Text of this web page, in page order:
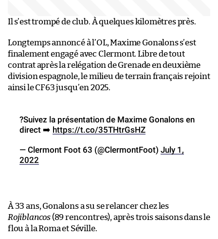
Il s’est trompé de club. À quelques kilomètres près.
Longtemps annoncé à l’OL, Maxime Gonalons s’est
finalement engagé avec Clermont. Libre de tout
contrat après la relégation de Grenade en deuxième
division espagnole, le milieu de terrain français rejoint
ainsi le CF63 jusqu’en 2025.
?Suivez la présentation de Maxime Gonalons en
direct ➡️ https://t.co/35THtrGsHZ
— Clermont Foot 63 (@ClermontFoot) July 1,
2022
À 33 ans, Gonalons a su se relancer chez les
Rojiblancos(89 rencontres), après trois saisons dans le
flou à la Roma et Séville.